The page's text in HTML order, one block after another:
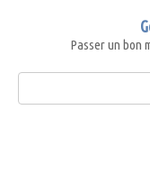
Passer un bon
Search: